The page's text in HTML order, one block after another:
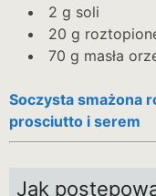
2 g soli
20 g
70 g masła
Soczysta smażona
prosciutto i serem
Jak